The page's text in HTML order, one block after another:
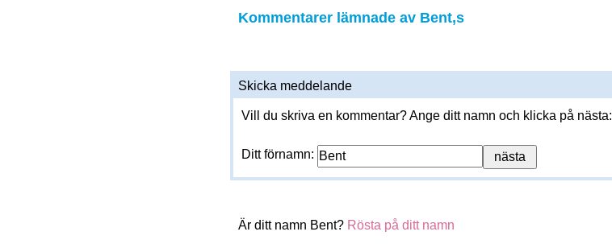
Kommentarer lämnade av Bent,s
Skicka meddelande
Vill du skriva en kommentar? Ange ditt namn och klicka på nästa:
Ditt förnamn:
Är ditt namn Bent? Rösta på ditt namn